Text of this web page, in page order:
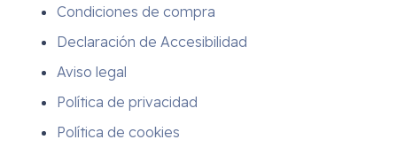
Condiciones de compra
Declaración de Accesibilidad
Aviso legal
Política de privacidad
Política de cookies